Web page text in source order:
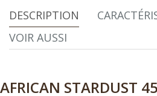
DESCRIPTION
VOIR AUSSI
AFRICAN STARDUST